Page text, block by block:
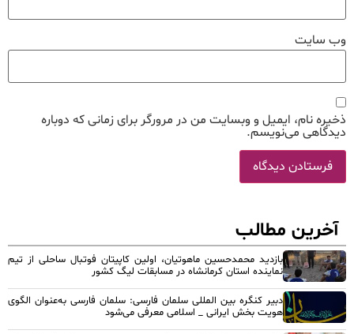
وب‌ سایت
ذخیره نام، ایمیل و وبسایت من در مرورگر برای زمانی که دوباره
دیدگاهی می‌نویسم.
آخرین مطالب
بازدید محمدحسین ماهوتیان، اولین کاپیتان فوتبال ساحلی از تیم
نماینده استان کرمانشاه در مسابقات لیگ کشور
دبیر کنگره بین المللی سلمان فارسی: سلمان فارسی به‌عنوان الگوی
هویت بخش ایرانی _ اسلامی معرفی می‌شود